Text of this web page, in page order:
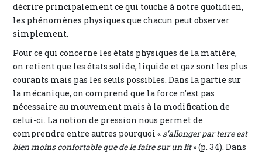
décrire principalement ce qui touche à notre quotidien,
les phénomènes physiques que chacun peut observer
simplement.
Pour ce qui concerne les états physiques de la matière,
on retient que les états solide, liquide et gaz sont les plus
courants mais pas les seuls possibles. Dans la partie sur
la mécanique, on comprend que la force n’est pas
nécessaire au mouvement mais à la modification de
celui-ci. La notion de pression nous permet de
comprendre entre autres pourquoi « s’allonger par terre est
bien moins confortable que de le faire sur un lit» (p. 34). Dans